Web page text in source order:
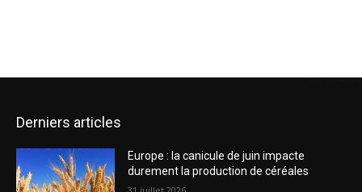
Derniers articles
Europe : la canicule de juin impacte
durement la production de céréales